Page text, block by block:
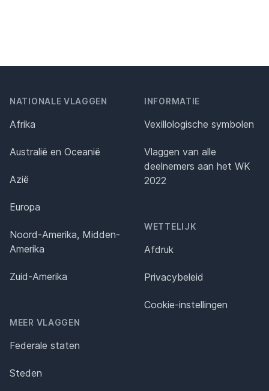
NATIONALE VLAGGEN
Afrika
Australië en Oceanië
Azië
Europa
Noord-Amerika, Midden-
Amerika
Zuid-Amerika
MEER VLAGGEN
Federale staten
Steden
INFORMATIE
Vexillologische symbolen
Vlaggen van alle
deelnemers aan het WK
2022
WETTELIJK
Afdruk
Privacybeleid
Cookie-instellingen